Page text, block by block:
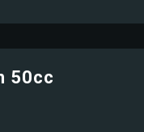
50cc